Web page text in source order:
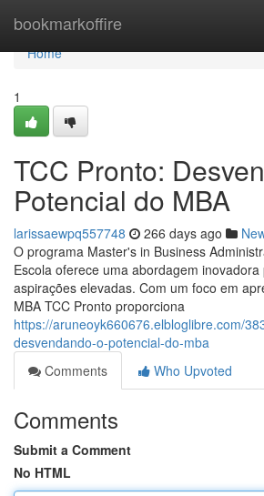
bookmarkoffire
Home
Home
1
TCC Pronto:
Potencial do MBA
larissaewpq557748 266 days ago
O programa Master's in Business
Escola oferece uma abordagem
aspirações elevadas. Com um foco em
MBA TCC Pronto proporciona
https://aruneoyk660676.elbloglibre.com/
desvendando-o-potencial-do-mba
Comments
Who Upvoted
Comments
Submit a Comment
No HTML